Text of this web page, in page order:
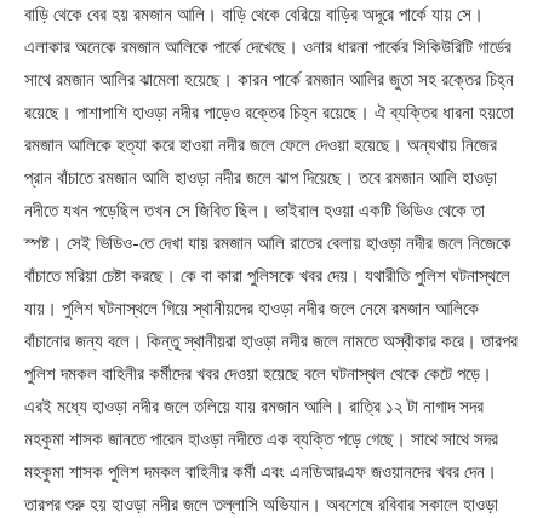
বাড়ি থেকে বের হয় রমজান আলি। বাড়ি থেকে বেরিয়ে বাড়ির অদূরে পার্কে যায় সে।
এলাকার অনেকে রমজান আলিকে পার্কে দেখেছে। ওনার ধারনা পার্কের সিকিউরিটি গার্ডের
সাথে রমজান আলির ঝামেলা হয়েছে। কারন পার্কে রমজান আলির জুতা সহ রক্তের চিহ্ন
রয়েছে। পাশাপাশি হাওড়া নদীর পাড়েও রক্তের চিহ্ন রয়েছে। ঐ ব্যক্তির ধারনা হয়তো
রমজান আলিকে হত্যা করে হাওয়া নদীর জলে ফেলে দেওয়া হয়েছে। অন্যথায় নিজের
প্রান বাঁচাতে রমজান আলি হাওড়া নদীর জলে ঝাপ দিয়েছে। তবে রমজান আলি হাওড়া
নদীতে যখন পড়েছিল তখন সে জিবিত ছিল। ভাইরাল হওয়া একটি ভিডিও থেকে তা
স্পষ্ট। সেই ভিডিও-তে দেখা যায় রমজান আলি রাতের বেলায় হাওড়া নদীর জলে নিজেকে
বাঁচাতে মরিয়া চেষ্টা করছে। কে বা কারা পুলিসকে খবর দেয়। যথারীতি পুলিশ ঘটনাস্থলে
যায়। পুলিশ ঘটনাস্থলে গিয়ে স্থানীয়দের হাওড়া নদীর জলে নেমে রমজান আলিকে
বাঁচানোর জন্য বলে। কিন্তু স্থানীয়রা হাওড়া নদীর জলে নামতে অস্বীকার করে। তারপর
পুলিশ দমকল বাহিনীর কর্মীদের খবর দেওয়া হয়েছে বলে ঘটনাস্থল থেকে কেটে পড়ে।
এরই মধ্যে হাওড়া নদীর জলে তলিয়ে যায় রমজান আলি। রাত্রি ১২ টা নাগাদ সদর
মহকুমা শাসক জানতে পারেন হাওড়া নদীতে এক ব্যক্তি পড়ে গেছে। সাথে সাথে সদর
মহকুমা শাসক পুলিশ দমকল বাহিনীর কর্মী এবং এনডিআরএফ জওয়ানদের খবর দেন।
তারপর শুরু হয় হাওড়া নদীর জলে তল্লাসি অভিযান। অবশেষে রবিবার সকালে হাওড়া